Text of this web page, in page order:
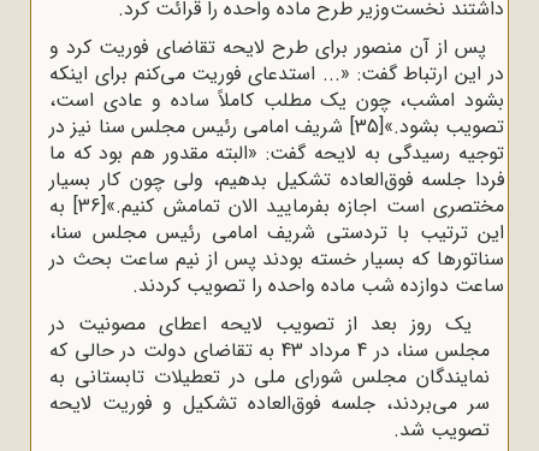
داشتند نخست‌وزیر طرح ماده واحده را قرائت کرد.
پس از آن منصور برای طرح لایحه تقاضای فوریت کرد و
در این ارتباط گفت: «... استدعای فوریت می‌کنم برای اینکه
بشود امشب، چون یک مطلب کاملاً ساده و عادی است،
تصویب بشود.»[35]
شریف امامی رئیس مجلس سنا نیز در
توجیه رسیدگی به لایحه گفت: «البته مقدور هم بود که ما
فردا جلسه فوق‌العاده تشکیل بدهیم، ولی چون کار بسیار
مختصری است اجازه بفرمایید الان تمامش کنیم.»[36]
به
این ترتیب با تردستی شریف امامی رئیس مجلس سنا،
سناتورها که بسیار خسته بودند پس از نیم ساعت بحث در
ساعت دوازده شب ماده واحده را تصویب کردند.
یک روز بعد از تصویب لایحه اعطای مصونیت در
مجلس سنا، در 4 مرداد 43 به تقاضای دولت در حالی که
نمایندگان مجلس شورای ملی در تعطیلات تابستانی به
سر می‌بردند، جلسه فوق‌العاده تشکیل و فوریت لایحه
تصویب شد.